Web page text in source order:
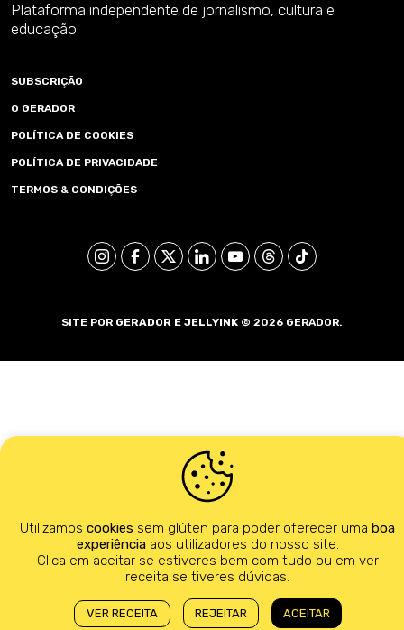
Plataforma independente de jornalismo, cultura e
educação
SUBSCRIÇÃO
O GERADOR
POLÍTICA DE COOKIES
POLÍTICA DE PRIVACIDADE
TERMOS & CONDIÇÕES
SITE POR GERADOR E JELLYINK © 2026 GERADOR.
Utilizamos cookies sem glúten para poder oferecer uma boa
experiênciaaos utilizadores do nosso site.
Clica em aceitar se estiveres bem com tudo ou em ver
receita se tiveres dúvidas.
VER RECEITA REJEITAR ACEITAR